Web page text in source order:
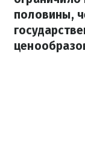
половины,